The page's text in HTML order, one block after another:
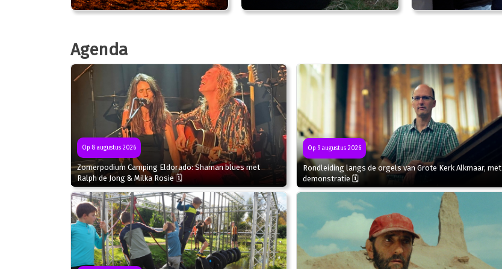
Agenda
Op 8 augustus 2026
Zomerpodium Camping Eldorado: Shaman blues met
Ralph de Jong & Milka Rosie 🗓
Op 9 augustus 2026
Rondleiding langs de orgels van Grote Kerk Alkmaar, met
demonstratie 🗓